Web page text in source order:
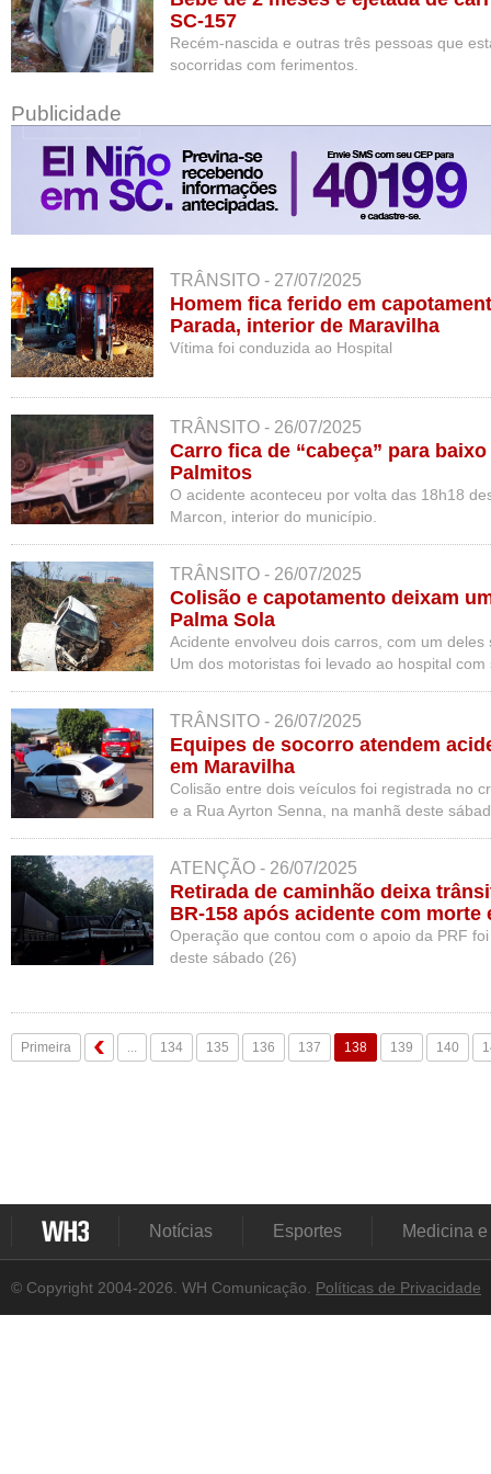
SC-157
Recém-nascida e outras três pessoas que
socorridas com ferimentos.
Publicidade
TRÂNSITO - 27/07/2025
Homem fica ferido em
Parada, interior de Maravilha
Vítima foi conduzida ao Hospital
TRÂNSITO - 26/07/2025
Carro fica de “cabeça” para
Palmitos
O acidente aconteceu por volta das 18h18
Marcon, interior do município.
TRÂNSITO - 26/07/2025
Colisão e capotamento deixam
Palma Sola
Acidente envolveu dois carros, com um
Um dos motoristas foi levado ao hospital
TRÂNSITO - 26/07/2025
Equipes de socorro atendem
em Maravilha
Colisão entre dois veículos foi registrada no
e a Rua Ayrton Senna, na manhã deste
ATENÇÃO - 26/07/2025
Retirada de caminhão deixa
BR-158 após acidente com morte
Operação que contou com o apoio da PRF
deste sábado (26)
Primeira ... 134 135 136 137 138 139 140
Notícias Esportes Medicina
© Copyright 2004-2026. WH Comunicação. Políticas de Privacidade